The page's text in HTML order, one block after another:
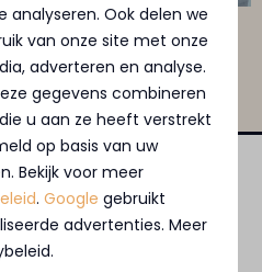
afbeeldingen →
analyseren. Ook delen we
van onze site met onze
adverteren en analyse.
gegevens combineren
u aan ze heeft verstrekt
op basis van uw
Bekijk voor meer
.Google gebruikt
advertenties. Meer